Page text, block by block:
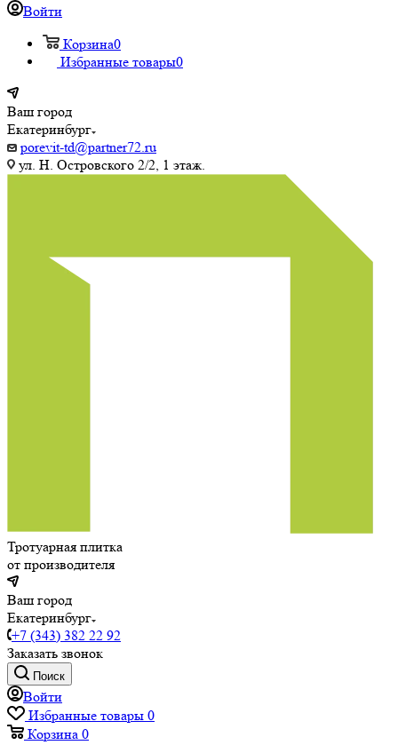
Войти
Корзина0
Избранные товары0
Ваш город
Екатеринбург
porevit-td@partner72.ru
ул. Н. Островского 2/2, 1 этаж.
Тротуарная плитка
от производителя
Ваш город
Екатеринбург
+7 (343) 382 22 92
Заказать звонок
Поиск
Войти
Избранные товары 0
Корзина 0